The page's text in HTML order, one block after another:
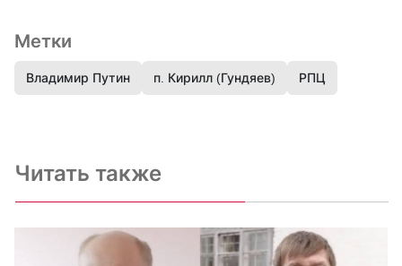
Метки
Владимир Путин п. Кирилл (Гундяев) РПЦ
Читать также